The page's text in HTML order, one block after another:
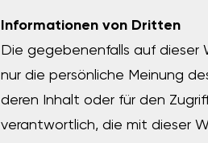
Informationen von Dritten
Die gegebenenfalls auf dieser
nur die persönliche Meinung
deren Inhalt oder für den
verantwortlich, die mit dieser